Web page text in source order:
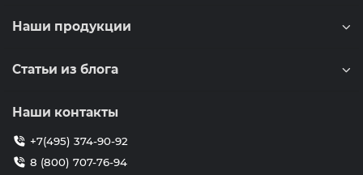
Наши продукции
Статьи из блога
Наши контакты
+7(495) 374-90-92
8 (800) 707-76-94